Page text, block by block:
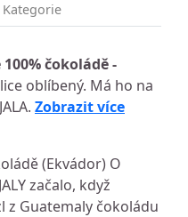
Kategorie
čokoládě -
oblíbený. Má ho na
Zobrazit více
(Ekvádor) O
začalo, když
z Guatemaly čokoládu